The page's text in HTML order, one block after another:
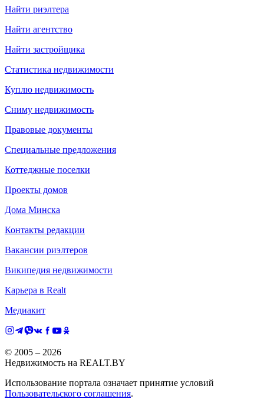
Найти риэлтера
Найти агентство
Найти застройщика
Статистика недвижимости
Куплю недвижимость
Сниму недвижимость
Правовые документы
Специальные предложения
Коттеджные поселки
Проекты домов
Дома Минска
Контакты редакции
Вакансии риэлтеров
Википедия недвижимости
Карьера в Realt
Медиакит
© 2005 – 2026
Недвижимость на REALT.BY
Использование портала означает принятие условий
Пользовательского соглашения.